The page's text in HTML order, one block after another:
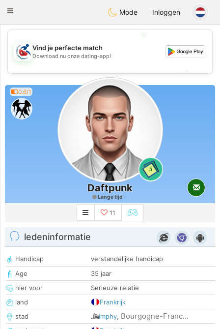
Handi Space
Toggle
Mode Inloggen
💖
💕
Vind je perfecte match
Download nu onze dating-app!
0.6/1
5
Daftpunk
Lange tijd
11
ledeninformatie
Handicap
verstandelijke handicap
Age
35 jaar
hier voor
Serieuze relatie
land
Frankrijk
stad
Imphy, Bourgogne-Franc...